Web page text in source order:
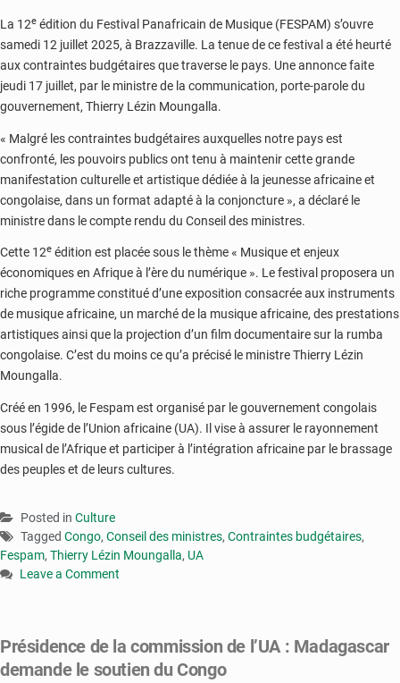
La 12e édition du Festival Panafricain de Musique (FESPAM) s’ouvre
samedi 12 juillet 2025, à Brazzaville. La tenue de ce festival a été heurté
aux contraintes budgétaires que traverse le pays. Une annonce faite
jeudi 17 juillet, par le ministre de la communication, porte-parole du
gouvernement, Thierry Lézin Moungalla.
« Malgré les contraintes budgétaires auxquelles notre pays est
confronté, les pouvoirs publics ont tenu à maintenir cette grande
manifestation culturelle et artistique dédiée à la jeunesse africaine et
congolaise, dans un format adapté à la conjoncture », a déclaré le
ministre dans le compte rendu du Conseil des ministres.
Cette 12e édition est placée sous le thème « Musique et enjeux
économiques en Afrique à l’ère du numérique ». Le festival proposera un
riche programme constitué d’une exposition consacrée aux instruments
de musique africaine, un marché de la musique africaine, des prestations
artistiques ainsi que la projection d’un film documentaire sur la rumba
congolaise. C’est du moins ce qu’a précisé le ministre Thierry Lézin
Moungalla.
Créé en 1996, le Fespam est organisé par le gouvernement congolais
sous l’égide de l’Union africaine (UA). Il vise à assurer le rayonnement
musical de l’Afrique et participer à l’intégration africaine par le brassage
des peuples et de leurs cultures.
Posted in Culture
Tagged Congo, Conseil des ministres, Contraintes budgétaires,
Fespam, Thierry Lézin Moungalla, UA
Leave a Comment
«
malgré
Présidence de la commission de l’UA : Madagascar
demande le soutien du Congo